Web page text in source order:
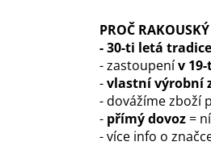
PROČ
-30-ti letá
- zastoupenív
-vlastní výrobní
- dovážíme zboží
- přímý dovoz=
- více info o